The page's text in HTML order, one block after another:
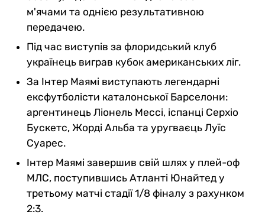
м'ячами та однією результативною
передачею.
Під час виступів за флоридський клуб
українець виграв кубок американських ліг.
За Інтер Маямі виступають легендарні
ексфутболісти каталонської Барселони:
аргентинець Ліонель Мессі, іспанці Серхіо
Бускетс, Жорді Альба та уругваєць Луїс
Суарес.
Інтер Маямі завершив свій шлях у плей-оф
МЛС, поступившись Атланті Юнайтед у
третьому матчі стадії 1/8 фіналу з рахунком
2:3.